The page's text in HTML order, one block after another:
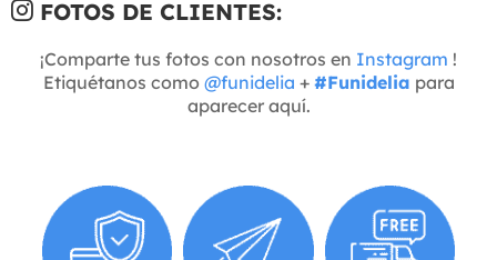
FOTOS DE CLIENTES:
¡Comparte tus fotos con nosotros en Instagram !
Etiquétanos como @funidelia + #Funidelia para
aparecer aquí.